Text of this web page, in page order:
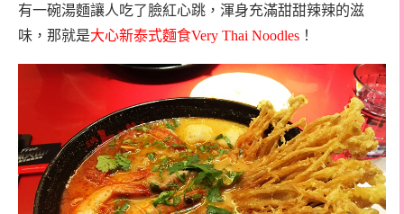
有一碗湯麵讓人吃了臉紅心跳，渾身充滿甜甜辣辣的滋
味，那就是大心新泰式麵食Very Thai Noodles ！